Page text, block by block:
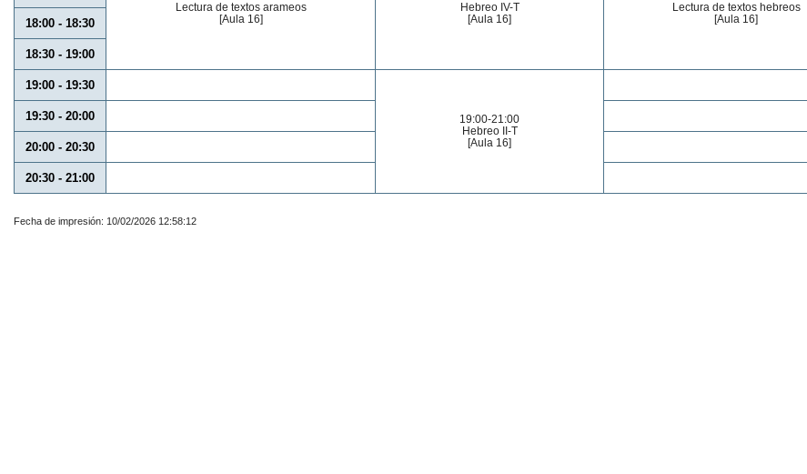
Lectura de textos arameos
[Aula 16]
Hebreo IV-T
[Aula 16]
Lectura de textos hebreos
[Aula 16]
18:00 - 18:30
18:30 - 19:00
19:00 - 19:30
19:00-21:00
Hebreo II-T
[Aula 16]
19:30 - 20:00
20:00 - 20:30
20:30 - 21:00
Fecha de impresión: 10/02/2026 12:58:12